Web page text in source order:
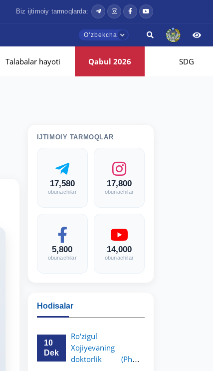
Biz ijtimoiy tarmoqlarda:
Oʼzbekcha
Talabalar hayoti Qabul 2026 SDG
IJTIMOIY TARMOQLAR
17,580
obunachilar
17,800
obunachilar
5,800
obunachilar
14,000
obunachilar
Hodisalar
10
Dek
Ro‘zigul
Xojiyevaning
doktorlik (PhD)